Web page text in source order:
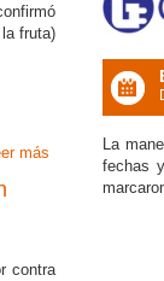
fruta)
más sobre China
contra
icon
La
fechas